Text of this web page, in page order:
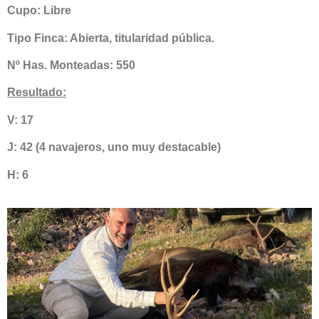
Cupo: Libre
Tipo Finca: Abierta, titularidad pública.
Nº Has. Monteadas: 550
Resultado:
V: 17
J: 42 (4 navajeros, uno muy destacable)
H: 6